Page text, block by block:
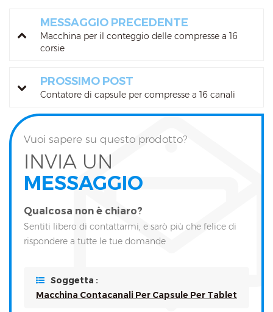
MESSAGGIO PRECEDENTE
Macchina per il conteggio delle compresse a 16
corsie
PROSSIMO POST
Contatore di capsule per compresse a 16 canali
Vuoi sapere su questo prodotto?
INVIA UN
MESSAGGIO
Qualcosa non è chiaro?
Sentiti libero di contattarmi, e sarò più che felice di
rispondere a tutte le tue domande
Soggetta :
Macchina Contacanali Per Capsule Per Tablet